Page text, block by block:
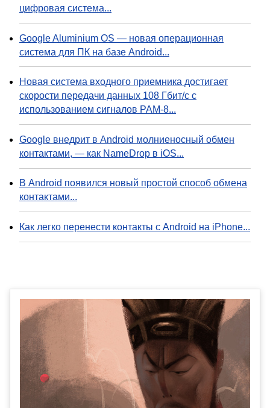
цифровая система...
Google Aluminium OS — новая операционная
система для ПК на базе Android...
Новая система входного приемника достигает
скорости передачи данных 108 Гбит/с с
использованием сигналов PAM-8...
Google внедрит в Android молниеносный обмен
контактами, — как NameDrop в iOS...
В Android появился новый простой способ обмена
контактами...
Как легко перенести контакты с Android на iPhone...